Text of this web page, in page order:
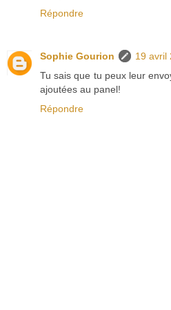
Répondre
Sophie Gourion
19 avril
Tu sais que tu peux leur
ajoutées au panel!
Répondre